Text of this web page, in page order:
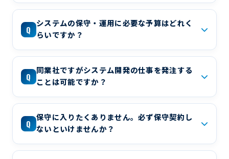
Q
システムの保守・運用に必要な予算はどれく
らいですか？
Q
同業社ですがシステム開発の仕事を発注する
ことは可能ですか？
Q
保守に入りたくありません。必ず保守契約し
ないといけませんか？